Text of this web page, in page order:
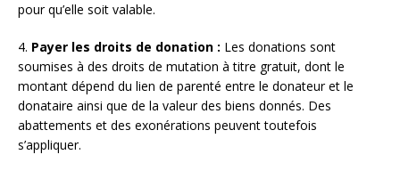
pour qu’elle soit valable.
4. Payer les droits de donation : Les donations sont
soumises à des droits de mutation à titre gratuit, dont le
montant dépend du lien de parenté entre le donateur et le
donataire ainsi que de la valeur des biens donnés. Des
abattements et des exonérations peuvent toutefois
s’appliquer.